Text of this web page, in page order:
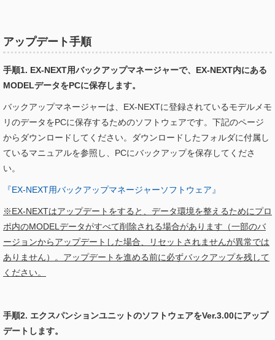
アップデート手順
手順1. EX-NEXT用バックアップマネージャーで、EX-NEXT内にある
MODELデータをPCに保存します。
バックアップマネージャーは、EX-NEXTに登録されているモデルメモ
リのデータをPCに保存するためのソフトウェアです。下記のページ
からダウンロードしてください。ダウンロードしたフォルダに付属し
ているマニュアルを参照し、PCにバックアップを保存してくださ
い。
『EX-NEXT用バックアップマネージャーソフトウェア』
※EX-NEXTはアップデートをすると、データ環境を整えるためにプロ
ポ内のMODELデータがすべて削除される場合があります（一部のバ
ージョンからアップデートした場合、リセットされませんが異常では
ありません）。アップデートを進める前に必ずバックアップを残して
ください。
手順2. エクスパンションユニットのソフトウェアをVer.3.00にアップ
デートします。